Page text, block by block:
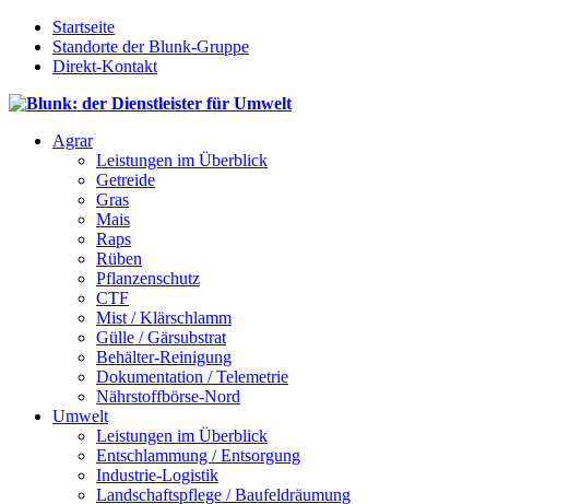
Startseite
Standorte der Blunk-Gruppe
Direkt-Kontakt
Agrar
Leistungen im Überblick
Getreide
Gras
Mais
Raps
Rüben
Pflanzenschutz
CTF
Mist / Klärschlamm
Gülle / Gärsubstrat
Behälter-Reinigung
Dokumentation / Telemetrie
Nährstoffbörse-Nord
Umwelt
Leistungen im Überblick
Entschlammung / Entsorgung
Industrie-Logistik
Landschaftspflege / Baufeldräumung